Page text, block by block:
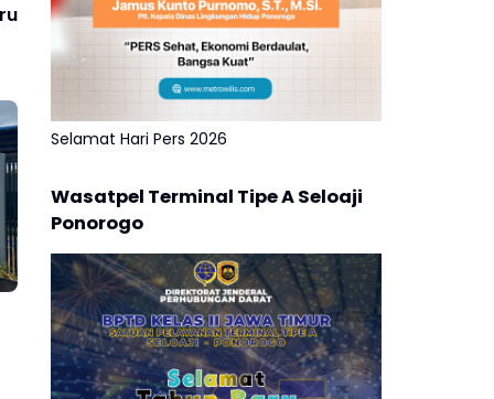
Selamat Hari Pers 2026
Wasatpel Terminal Tipe A Seloaji
Ponorogo